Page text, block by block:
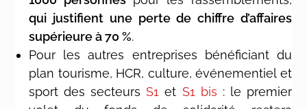
qui justifient une perte de chiffre d’affaires
supérieure à 70 %.
Pour les autres entreprises bénéficiant du
plan tourisme, HCR, culture, événementiel et
sport des secteursS1 et S1 bis : le premier